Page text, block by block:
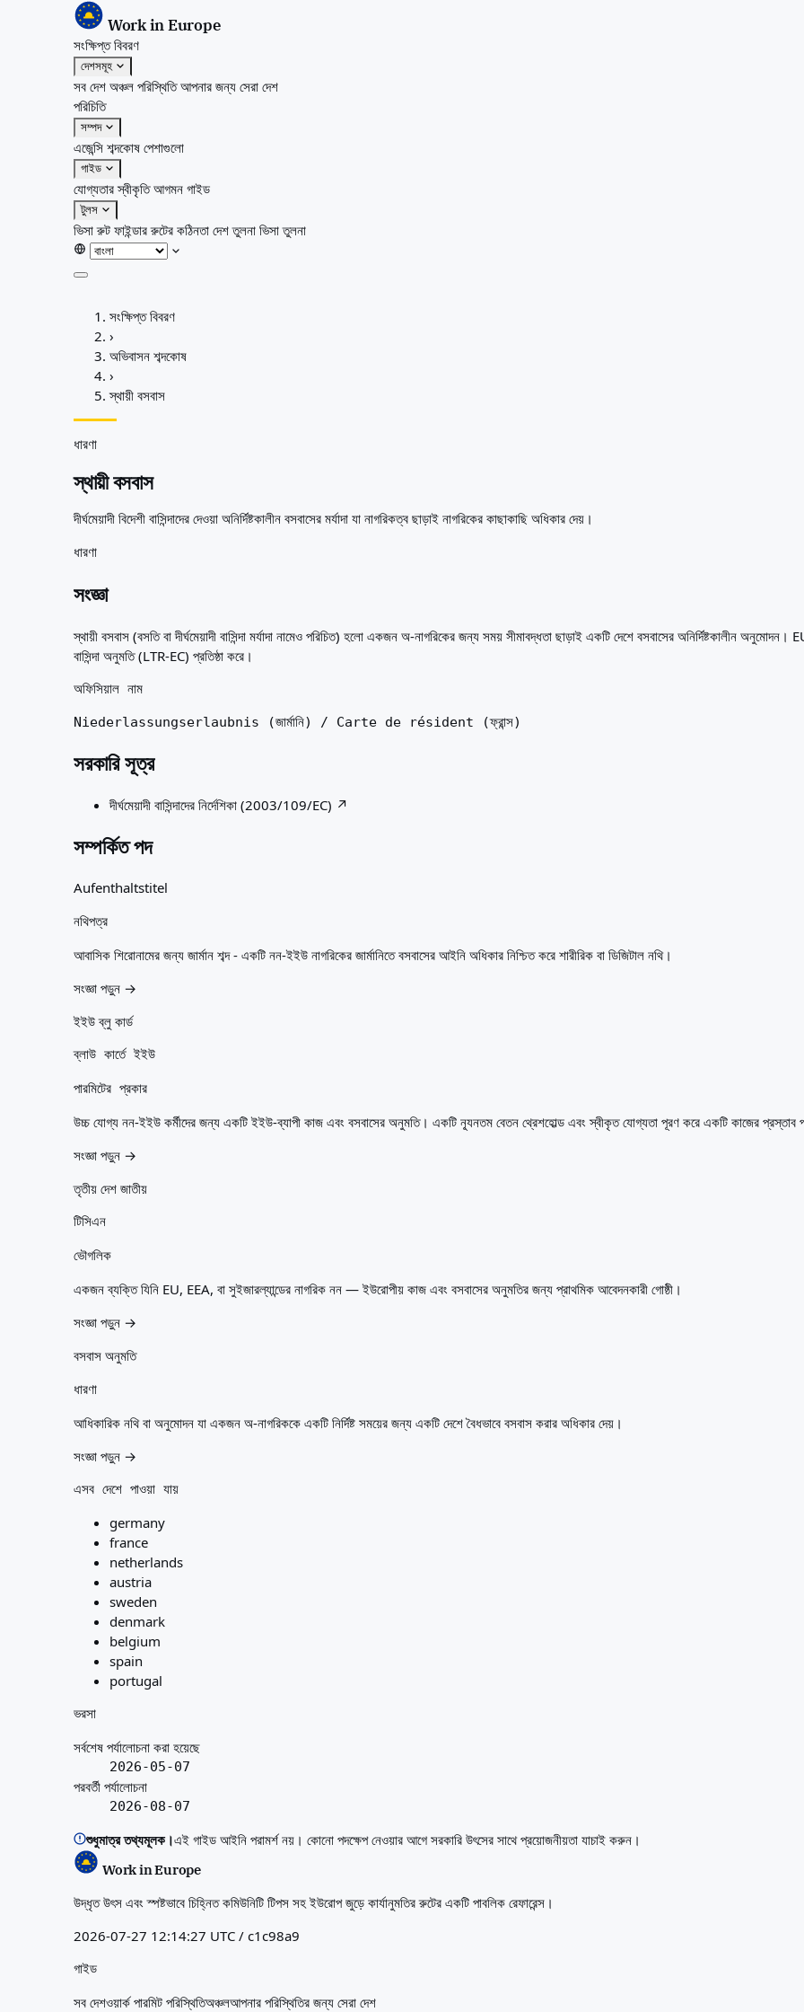
Work in Europe
সংক্ষিপ্ত বিবরণ
দেশসমূহ
সব দেশ অঞ্চল পরিস্থিতিআপনার জন্য সেরা দেশ
পরিচিতি
সম্পদ
এজেন্সি শব্দকোষ পেশাগুলো
গাইড
যোগ্যতার স্বীকৃতিআগমন গাইড
টুলস
ভিসা রুট ফাইন্ডাররুটের কঠিনতা দেশ তুলনা ভিসা তুলনা
দেশসমূহ
অঞ্চল
আপনার জন্য সেরা দেশ
শব্দকোষ
গাইড
দেশ তুলনা
ভিসা তুলনা
সংক্ষিপ্ত বিবরণ
›
অভিবাসন শব্দকোষ
›
স্থায়ী বসবাস
ধারণা
স্থায়ী বসবাস
দীর্ঘমেয়াদী বিদেশী বাসিন্দাদের দেওয়া অনির্দিষ্টকালীন বসবাসের মর্যাদা যা নাগরিকত্ব ছাড়াই নাগরিকের কাছাকাছি অধিকার দেয়।
ধারণা
সংজ্ঞা
স্থায়ী বসবাস (বসতি বা দীর্ঘমেয়াদী বাসিন্দা মর্যাদা নামেও পরিচিত) হলো একজন অ-নাগরিকের জন্য সময় সীমাবদ্ধতা ছাড়াই একটি দেশে বসবাসের অনির্দিষ্টকালীন
বাসিন্দা অনুমতি (LTR-EC) প্রতিষ্ঠা করে।
অফিসিয়াল নাম
Niederlassungserlaubnis (জার্মানি) / Carte de résident (ফ্রান্স)
সরকারি সূত্র
দীর্ঘমেয়াদী বাসিন্দাদের নির্দেশিকা (2003/109/EC) ↗
সম্পর্কিত পদ
Aufenthaltstitel
নথিপত্র
আবাসিক শিরোনামের জন্য জার্মান শব্দ - একটি নন-ইইউ নাগরিকের জার্মানিতে বসবাসের আইনি অধিকার নিশ্চিত করে শারীরিক বা ডিজিটাল নথি।
সংজ্ঞা পড়ুন →
ইইউ ব্লু কার্ড
ব্লাউ কার্তে ইইউ
পারমিটের প্রকার
উচ্চ যোগ্য নন-ইইউ কর্মীদের জন্য একটি ইইউ-ব্যাপী কাজ এবং বসবাসের অনুমতি। একটি ন্যূনতম বেতন থ্রেশহোল্ড এবং স্বীকৃত যোগ্যতা পূরণ করে একটি কাজের প্রস্তাব
সংজ্ঞা পড়ুন →
তৃতীয় দেশ জাতীয়
টিসিএন
ভৌগলিক
একজন ব্যক্তি যিনি EU, EEA, বা সুইজারল্যান্ডের নাগরিক নন — ইউরোপীয় কাজ এবং বসবাসের অনুমতির জন্য প্রাথমিক আবেদনকারী গোষ্ঠী।
সংজ্ঞা পড়ুন →
বসবাস অনুমতি
ধারণা
আধিকারিক নথি বা অনুমোদন যা একজন অ-নাগরিককে একটি নির্দিষ্ট সময়ের জন্য একটি দেশে বৈধভাবে বসবাস করার অধিকার দেয়।
সংজ্ঞা পড়ুন →
এসব দেশে পাওয়া যায়
germany
france
netherlands
austria
sweden
denmark
belgium
spain
portugal
ভরসা
সর্বশেষ পর্যালোচনা করা হয়েছে
2026-05-07
পরবর্তী পর্যালোচনা
2026-08-07
শুধুমাত্র তথ্যমূলক।এই গাইড আইনি পরামর্শ নয়। কোনো পদক্ষেপ নেওয়ার আগে সরকারি উৎসের সাথে প্রয়োজনীয়তা যাচাই করুন।
Work in Europe
উদ্ধৃত উৎস এবং স্পষ্টভাবে চিহ্নিত কমিউনিটি টিপস সহ ইউরোপ জুড়ে কার্যানুমতির রুটের একটি পাবলিক রেফারেন্স।
2026-07-27 12:14:27 UTC / c1c98a9
গাইড
সব দেশওয়ার্ক পারমিট পরিস্থিতিঅঞ্চলআপনার পরিস্থিতির জন্য সেরা দেশ